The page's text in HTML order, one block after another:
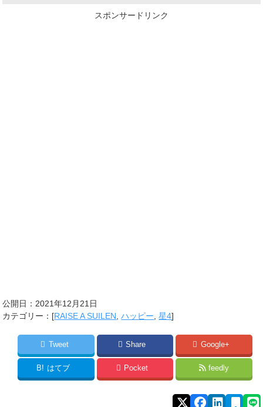
スポンサードリンク
公開日： 2021年12月21日
カテゴリー：[RAISE A SUILEN ,ハッピー ,星4]
Tweet Share Google+
B! はてブ Pocket feedly